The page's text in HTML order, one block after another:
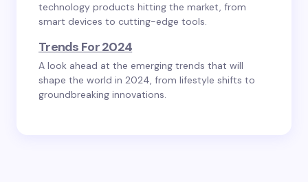
technology products hitting the market, from
smart devices to cutting-edge tools.
Trends For 2024
A look ahead at the emerging trends that will
shape the world in 2024, from lifestyle shifts to
groundbreaking innovations.